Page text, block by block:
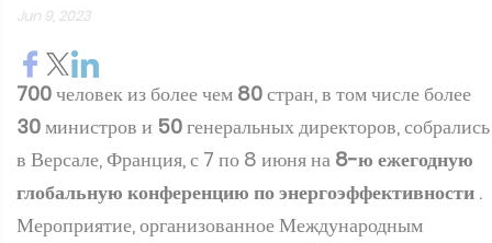
Jun 9, 2023
700человек из более чем 80стран, в том числе более
30министров и 50генеральных директоров, собрались
в Версале, Франция, с 7 по 8 июня на 8-ю ежегодную
глобальную конференцию по энергоэффективности .
Мероприятие, организованное Международным